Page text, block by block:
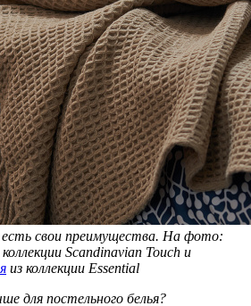
есть свои преимущества. На фото:
коллекции Scandinavian Touch и
из коллекции Essential
для постельного белья?